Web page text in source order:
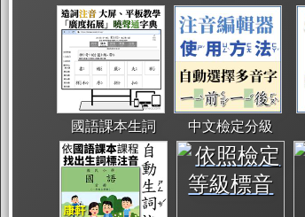
國語課本生詞 中文檢定分級